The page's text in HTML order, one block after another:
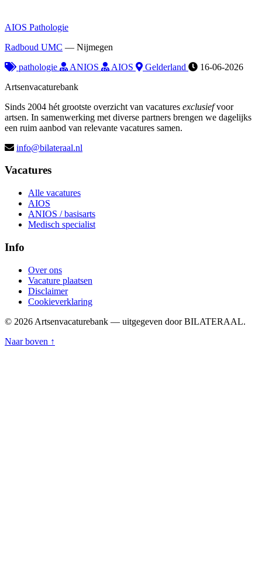
AIOS Pathologie
Radboud UMC — Nijmegen
pathologie
ANIOS AIOS Gelderland
16-06-2026
Artsenvacaturebank
Sinds 2004 hét grootste overzicht van vacatures exclusiefvoor
artsen. In samenwerking met diverse partners brengen we dagelijks
een ruim aanbod van relevante vacatures samen.
info@bilateraal.nl
Vacatures
Alle vacatures
AIOS
ANIOS / basisarts
Medisch specialist
Info
Over ons
Vacature plaatsen
Disclaimer
Cookieverklaring
© 2026 Artsenvacaturebank — uitgegeven door BILATERAAL.
Naar boven ↑